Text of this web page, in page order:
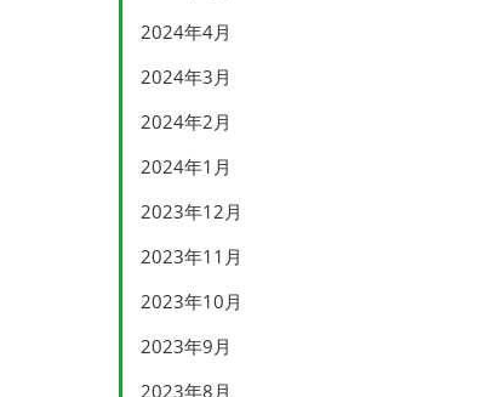
2024年4月
2024年3月
2024年2月
2024年1月
2023年12月
2023年11月
2023年10月
2023年9月
2023年8月